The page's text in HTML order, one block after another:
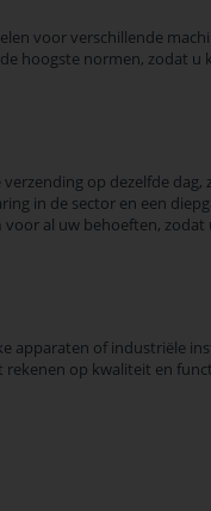
voor verschillende
hoogste normen, zodat u
op dezelfde
in de sector en een
voor al uw behoeften,
apparaten of industriële
rekenen op kwaliteit en